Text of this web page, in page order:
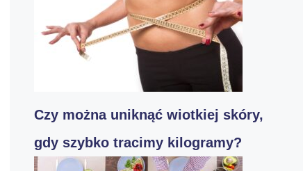
Czy można uniknąć wiotkiej skóry,
gdy szybko tracimy kilogramy?